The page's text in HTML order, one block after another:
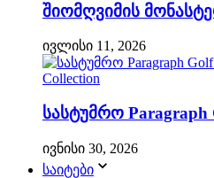
შიომღვიმის
ივლისი 11, 2026
სასტუმრო Paragraph
ივნისი 30, 2026
საიტები